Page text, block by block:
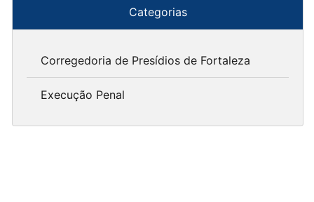
Categorias
Corregedoria de Presídios de Fortaleza
Execução Penal